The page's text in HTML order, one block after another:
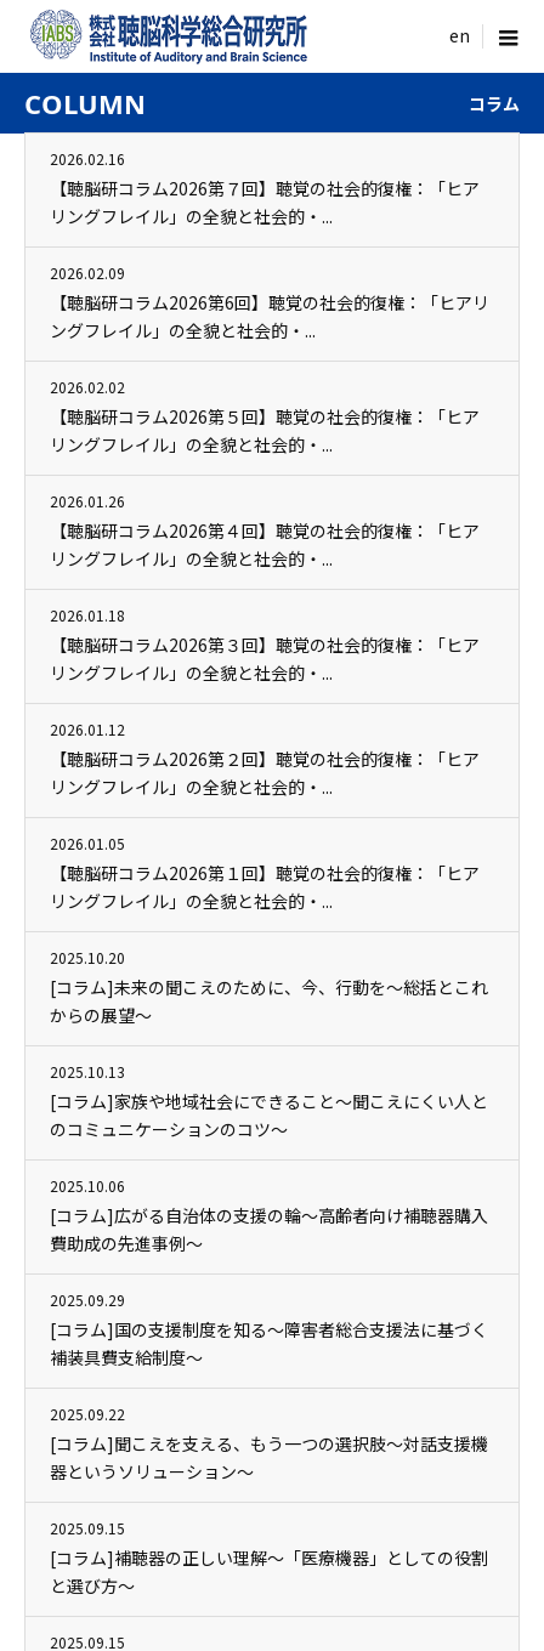
menu
COLUMN コラム
2026.02.16
【聴脳研コラム2026第７回】聴覚の社会的復権：「ヒア
リングフレイル」の全貌と社会的・...
2026.02.09
【聴脳研コラム2026第6回】聴覚の社会的復権：「ヒアリ
ングフレイル」の全貌と社会的・...
2026.02.02
【聴脳研コラム2026第５回】聴覚の社会的復権：「ヒア
リングフレイル」の全貌と社会的・...
2026.01.26
【聴脳研コラム2026第４回】聴覚の社会的復権：「ヒア
リングフレイル」の全貌と社会的・...
2026.01.18
【聴脳研コラム2026第３回】聴覚の社会的復権：「ヒア
リングフレイル」の全貌と社会的・...
2026.01.12
【聴脳研コラム2026第２回】聴覚の社会的復権：「ヒア
リングフレイル」の全貌と社会的・...
2026.01.05
【聴脳研コラム2026第１回】聴覚の社会的復権：「ヒア
リングフレイル」の全貌と社会的・...
2025.10.20
[コラム]未来の聞こえのために、今、行動を～総括とこれ
からの展望～
2025.10.13
[コラム]家族や地域社会にできること～聞こえにくい人と
のコミュニケーションのコツ～
2025.10.06
[コラム]広がる自治体の支援の輪～高齢者向け補聴器購入
費助成の先進事例～
2025.09.29
[コラム]国の支援制度を知る～障害者総合支援法に基づく
補装具費支給制度～
2025.09.22
[コラム]聞こえを支える、もう一つの選択肢～対話支援機
器というソリューション～
2025.09.15
[コラム]補聴器の正しい理解～「医療機器」としての役割
と選び方～
2025.09.15